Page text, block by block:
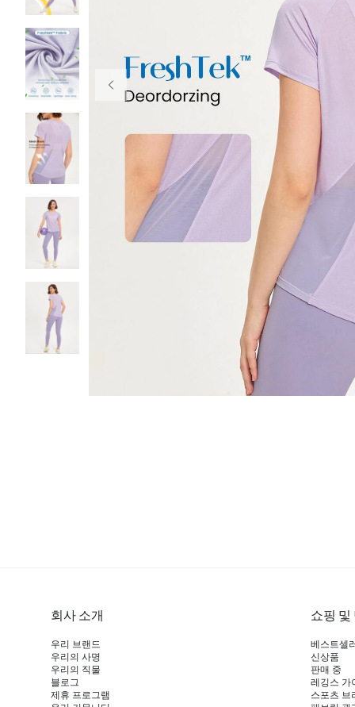
회사 소개
우리 브랜드
우리의 사명
우리의 직물
블로그
제휴 프로그램
쇼핑 및
베스트셀
신상품
판매 중
레깅스 가
스포츠 브